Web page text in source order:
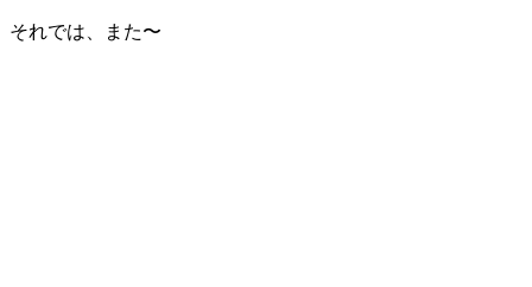
それでは、また〜